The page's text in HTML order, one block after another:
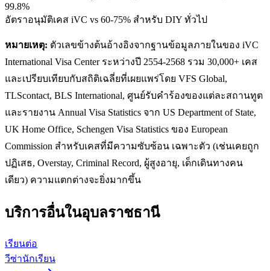
99.8%
อัตราอนุมัติเคส iVC vs 60-75% สำหรับ DIY ทั่วไป
หมายเหตุ: ตัวเลขข้างต้นอ้างอิงจากฐานข้อมูลภายในของ iVC
International Visa Center ระหว่างปี 2554-2568 รวม 30,000+ เคส
และเปรียบเทียบกับสถิติเฉลี่ยที่เผยแพร่โดย VFS Global,
TLScontact, BLS International, ศูนย์รับคำร้องของแต่ละสถานทูต
และรายงาน Annual Visa Statistics จาก US Department of State,
UK Home Office, Schengen Visa Statistics ของ European
Commission สำหรับเคสที่มีความซับซ้อน เฉพาะตัว (เช่นเคยถูก
ปฏิเสธ, Overstay, Criminal Record, ผู้สูงอายุ, เด็กเดินทางคน
เดียว) ความแตกต่างจะยิ่งมากขึ้น
บริการอื่นในอุบลราชธานี
เรียนต่อ
วีซ่านักเรียน